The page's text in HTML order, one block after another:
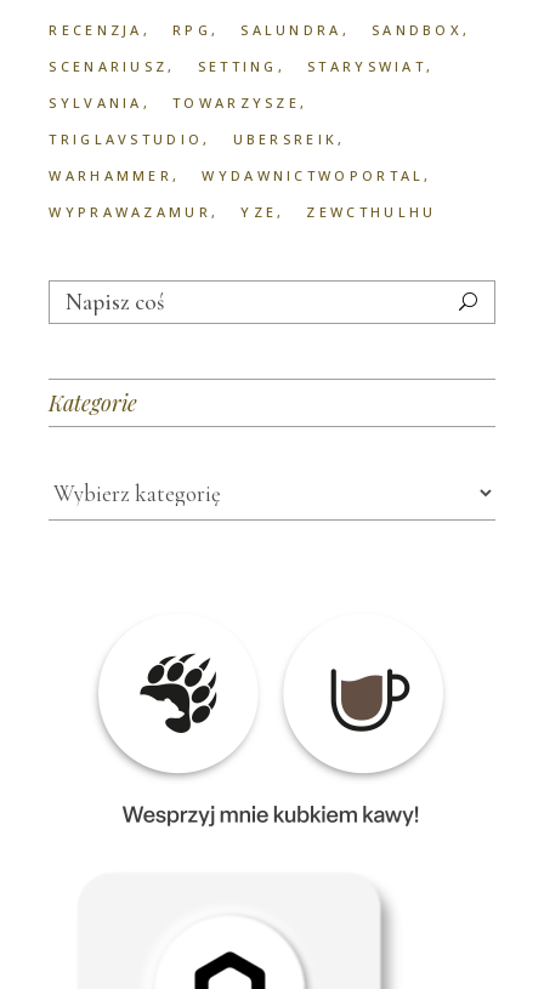
RECENZJA
RPG SALUNDRA
SANDBOX
SCENARIUSZ
SETTING
STARYSWIAT
SYLVANIA
TOWARZYSZE
TRIGLAVSTUDIO
UBERSREIK
WARHAMMER
WYDAWNICTWOPORTAL
WYPRAWAZAMUR
YZE ZEWCTHULHU
Search
for:
Kategorie